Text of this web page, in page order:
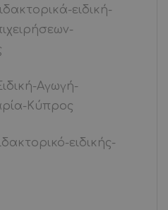
ειδική-
Αγωγή-
Κύπρος
ειδικής-